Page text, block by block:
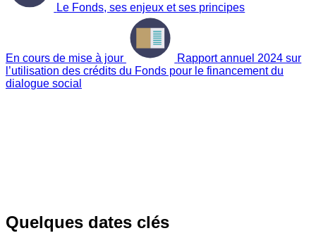
Le Fonds, ses enjeux et ses principes
En cours de mise à jour
Rapport annuel 2024 sur
l’utilisation des crédits du Fonds pour le financement du
dialogue social
Quelques dates clés